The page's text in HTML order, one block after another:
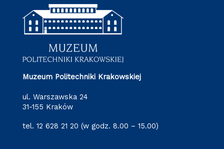
Muzeum Politechniki Krakowskiej
ul. Warszawska 24
31-155 Kraków
tel. 12 628 21 20 (w godz. 8.00 – 15.00)